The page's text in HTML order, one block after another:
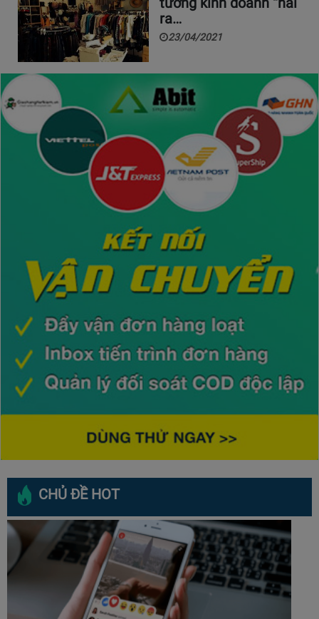
ra…
23/04/2021
CHỦ ĐỀ HOT